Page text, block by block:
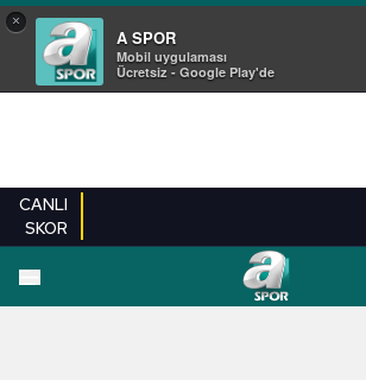
×
A SPOR
Mobil uygulaması
Ücretsiz - Google Play'de
CANLI
SKOR
EN YENILER